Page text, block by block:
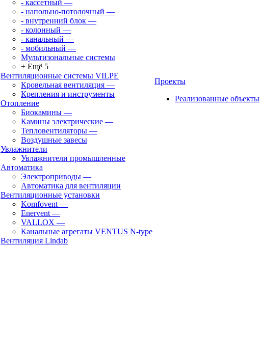
- кассетный —
- напольно-потолочный —
- внутренний блок —
- колонный —
- канальный —
- мобильный —
Мультизональные системы
+ Ещё 5
Вентиляционные системы VILPE
Кровельная вентиляция —
Крепления и инструменты
Отопление
Биокамины —
Камины электрические —
Тепловентиляторы —
Воздушные завесы
Увлажнители
Увлажнители промышленные
Автоматика
Электроприводы —
Автоматика для вентиляции
Вентиляционные установки
Komfovent —
Enervent —
VALLOX —
Канальные агрегаты VENTUS N-type
Вентиляция Lindab
Проекты
Реализованные объекты